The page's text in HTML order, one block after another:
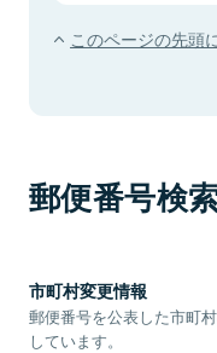
このページの先頭
郵便番号検
市町村変更情報
郵便番号を公表した市町
しています。